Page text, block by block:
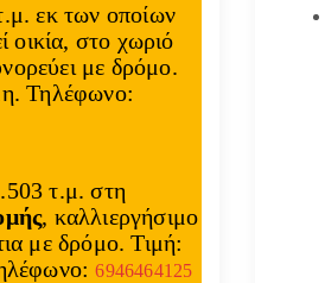
εκ των οποίων
οικία, στο χωριό
με δρόμο.
Τηλέφωνο:
τ.μ. στη
, καλλιεργήσιμο
με δρόμο. Τιμή:
6946464125